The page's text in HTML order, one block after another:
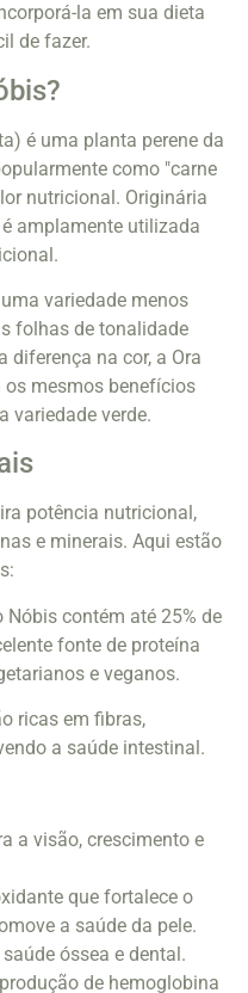
la em sua dieta
de fazer.
é uma planta perene da
como "carne
nutricional. Originária
amplamente utilizada
variedade menos
folhas de tonalidade
diferença na cor, a Ora
mesmos benefícios
variedade verde.
potência nutricional,
e minerais. Aqui estão
Nóbis contém até 25% de
fonte de proteína
e veganos.
ricas em fibras,
a saúde intestinal.
a visão, crescimento e
que fortalece o
a saúde da pele.
óssea e dental.
de hemoglobina